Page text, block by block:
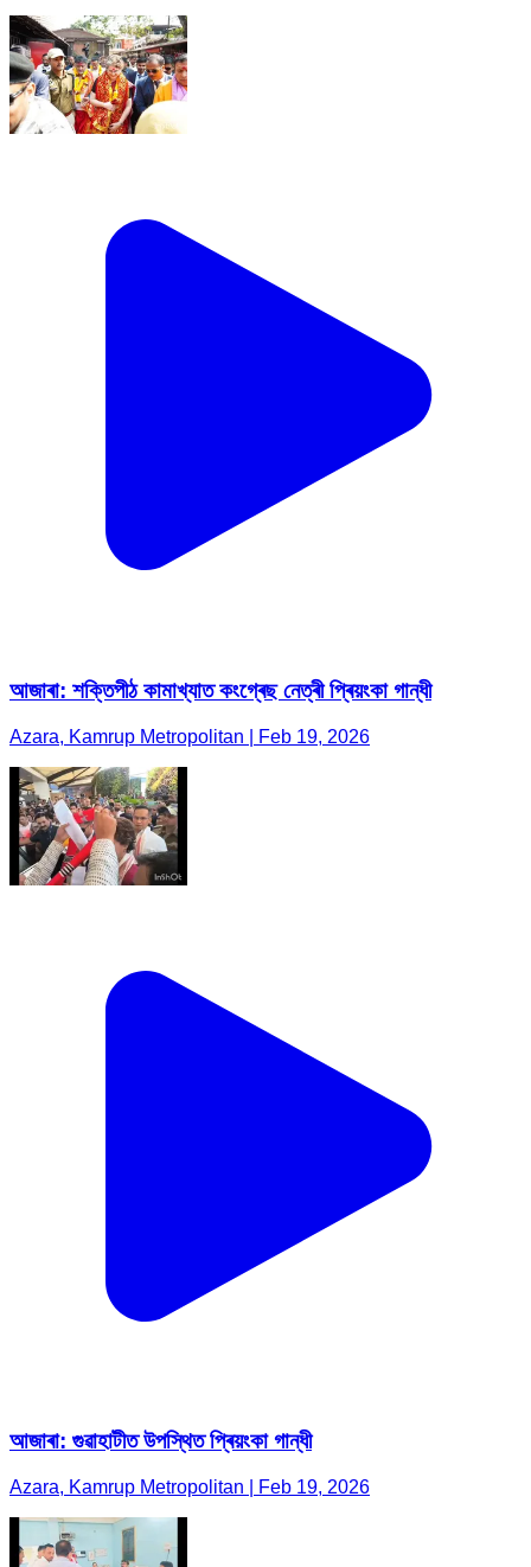
আজাৰা: শক্তিপীঠ কামাখ্যাত কংগ্ৰেছ নেত্ৰী প্ৰিয়ংকা গান্ধী
Azara, Kamrup Metropolitan | Feb 19, 2026
আজাৰা: গুৱাহাটীত উপস্থিত প্ৰিয়ংকা গান্ধী
Azara, Kamrup Metropolitan | Feb 19, 2026